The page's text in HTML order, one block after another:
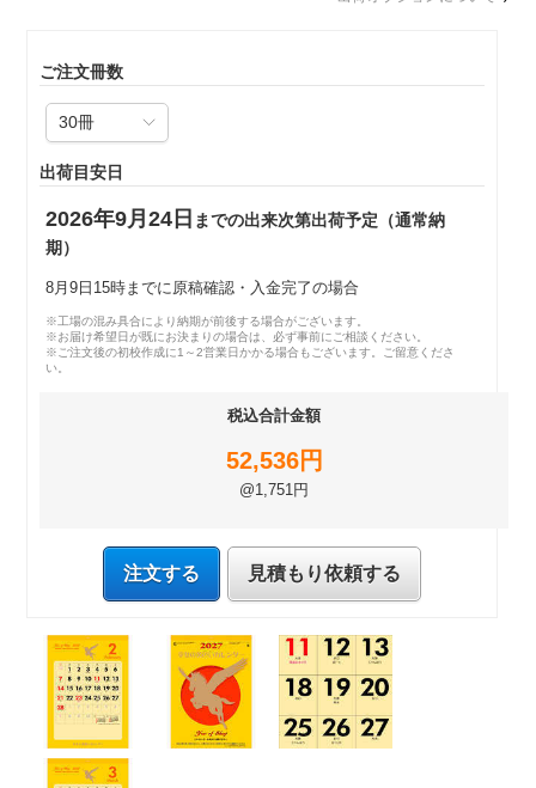
ご注文冊数
出荷目安日
2026年9月24日 までの出来次第出荷予定（通常納
期）
8月9日15時までに原稿確認・入金完了の場合
※工場の混み具合により納期が前後する場合がございます。
※お届け希望日が既にお決まりの場合は、必ず事前にご相談ください。
※ご注文後の初校作成に1～2営業日かかる場合もございます。ご留意くださ
い。
税込合計金額
52,536円
@1,751円
注文する 見積もり依頼する